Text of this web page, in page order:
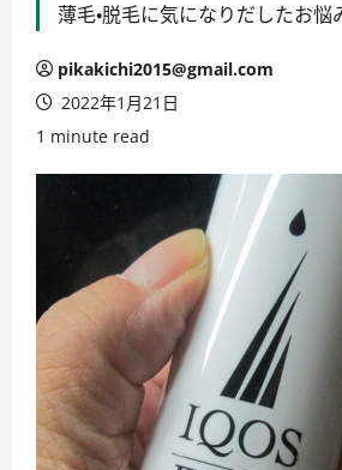
薄毛・脱毛に気になりだしたお
pikakichi2015@gmail.com
2022年1月21日
1 minute read